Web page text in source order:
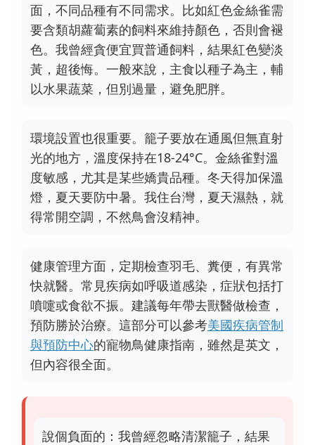
面，不同品種有不同需求。比如紅色金絲雀需
要含類胡蘿蔔素的飼料來維持顏色，否則會褪
色。我曾經貪便宜買普通飼料，結果紅色變淡
黃，超後悔。一般來說，主食以種子為主，輔
以水果蔬菜，但別過量，避免肥胖。
環境設置也很重要。籠子要放在通風但無直射
光的地方，溫度保持在18-24°C。金絲雀對溫
度敏感，尤其是某些嬌貴品種。冬天得加保溫
燈，夏天要防中暑。我住台灣，夏天濕熱，就
得常開空調，不然鳥會沒精神。
健康管理方面，定期檢查羽毛、糞便，有異常
快就醫。常見疾病如呼吸道感染，症狀包括打
噴嚏或食欲不振。建議每年帶去獸醫做檢查，
預防勝於治療。這部分可以參考美國疾病管制
與預防中心的寵物鳥健康指南，雖然是英文，
但內容很全面。
說個負面的：我曾經忽略清潔籠子，結果